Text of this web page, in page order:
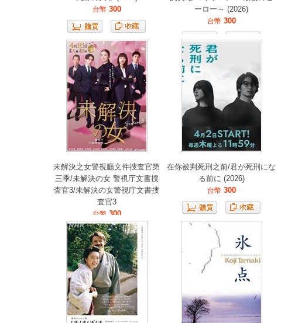
台幣 300
ーロー～ (2026)
台幣 300
未解決之女警視廳文件捜査官第
三季/未解決の女 警視庁文書捜
査官3/未解決の女警視庁文書捜
査官3
台幣 300
在你被判死刑之前/君が死刑にな
る前に (2026)
台幣 300